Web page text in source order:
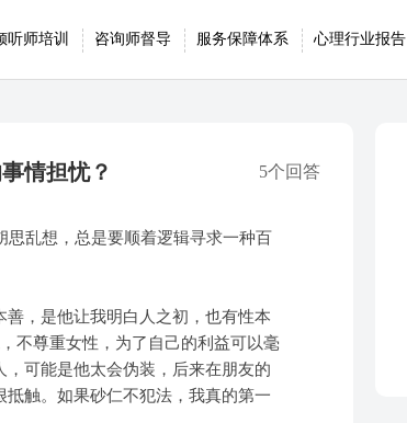
听师培训 咨询师督导 服务保障体系 心理行业报告
情担忧？ 5个回答
思乱想，总是要顺着逻辑寻求一种百
，是他让我明白人之初，也有性本
不尊重女性，为了自己的利益可以毫
可能是他太会伪装，后来在朋友的
触。如果砂仁不犯法，我真的第一